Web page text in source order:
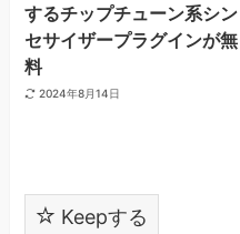
するチップチューン系シン
セサイザープラグインが無
料
2024年8月14日
Keepする